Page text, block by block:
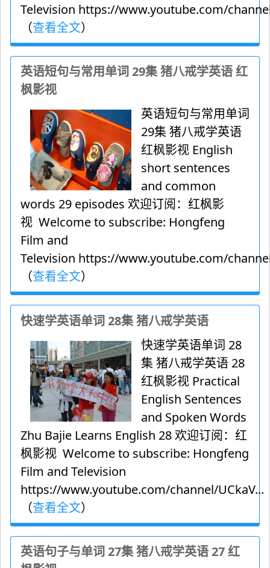
Television https://www.youtube.com/
（查看全文）
英语短句与常用单词 29集 猪八戒学英语 红
枫影视
英语短句与常用单词
29集 猪八戒学英语
红枫影视 English
short sentences
and common
words 29 episodes 欢迎订阅：红枫影
视 Welcome to subscribe: Hongfeng
Film and
Television https://www.youtube.com/
（查看全文）
快速学英语单词 28集 猪八戒学英语
快速学英语单词 28
集 猪八戒学英语 28
红枫影视 Practical
English Sentences
and Spoken Words
Zhu Bajie Learns English 28 欢迎订阅：红
枫影视 Welcome to subscribe: Hongfeng
Film and Television
https://www.youtube.com/channel/UCkaV...
（查看全文）
英语句子与单词 27集 猪八戒学英语 27 红